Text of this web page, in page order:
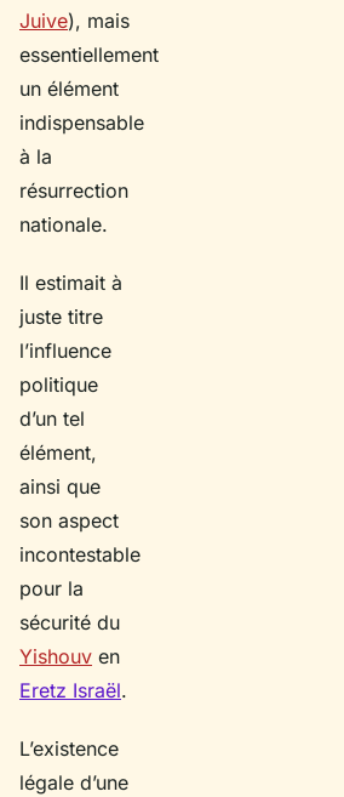
Juive), mais
essentiellement
un élément
indispensable
à la
résurrection
nationale.
Il estimait à
juste titre
l’influence
politique
d’un tel
élément,
ainsi que
son aspect
incontestable
pour la
sécurité du
Yishouv en
Eretz Israël.
L’existence
légale d’une